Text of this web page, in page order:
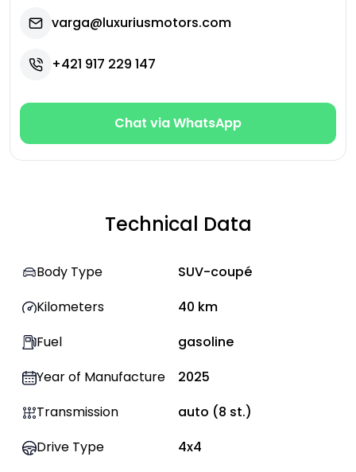
varga@luxuriusmotors.com
+421 917 229 147
Chat via WhatsApp
Technical Data
Body Type
SUV-coupé
Kilometers
40 km
Fuel
gasoline
Year of Manufacture
2025
Transmission
auto (8 st.)
Drive Type
4x4